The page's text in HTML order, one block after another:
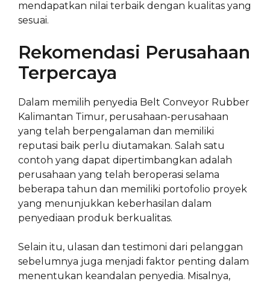
mendapatkan nilai terbaik dengan kualitas yang
sesuai.
Rekomendasi Perusahaan
Terpercaya
Dalam memilih penyedia Belt Conveyor Rubber
Kalimantan Timur, perusahaan-perusahaan
yang telah berpengalaman dan memiliki
reputasi baik perlu diutamakan. Salah satu
contoh yang dapat dipertimbangkan adalah
perusahaan yang telah beroperasi selama
beberapa tahun dan memiliki portofolio proyek
yang menunjukkan keberhasilan dalam
penyediaan produk berkualitas.
Selain itu, ulasan dan testimoni dari pelanggan
sebelumnya juga menjadi faktor penting dalam
menentukan keandalan penyedia. Misalnya,